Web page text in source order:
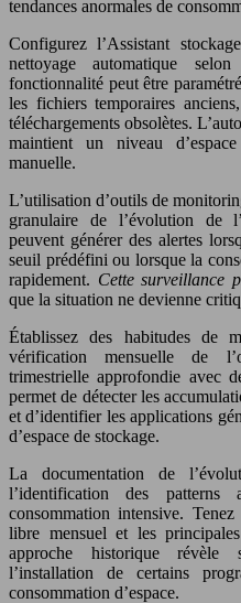
tendances anormales de
Configurez l’Assistant
nettoyage automatique
fonctionnalité peut être
les fichiers temporaires
téléchargements obsolètes.
maintient un niveau
manuelle.
L’utilisation d’outils de
granulaire de l’évolution de
peuvent générer des alertes
seuil prédéfini ou lorsque la
rapidement. Cette surveillance
que la situation ne devienne
Établissez des habitudes de
vérification mensuelle de
trimestrielle approfondie avec
permet de détecter les
et d’identifier les applications
d’espace de stockage.
La documentation de
l’identification des
consommation intensive.
libre mensuel et les
approche historique révèle
l’installation de certains
consommation d’espace.